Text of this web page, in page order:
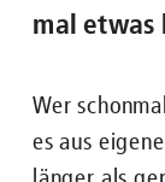
mal etwas
Wer
es aus